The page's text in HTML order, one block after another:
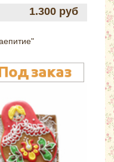
1.300 руб